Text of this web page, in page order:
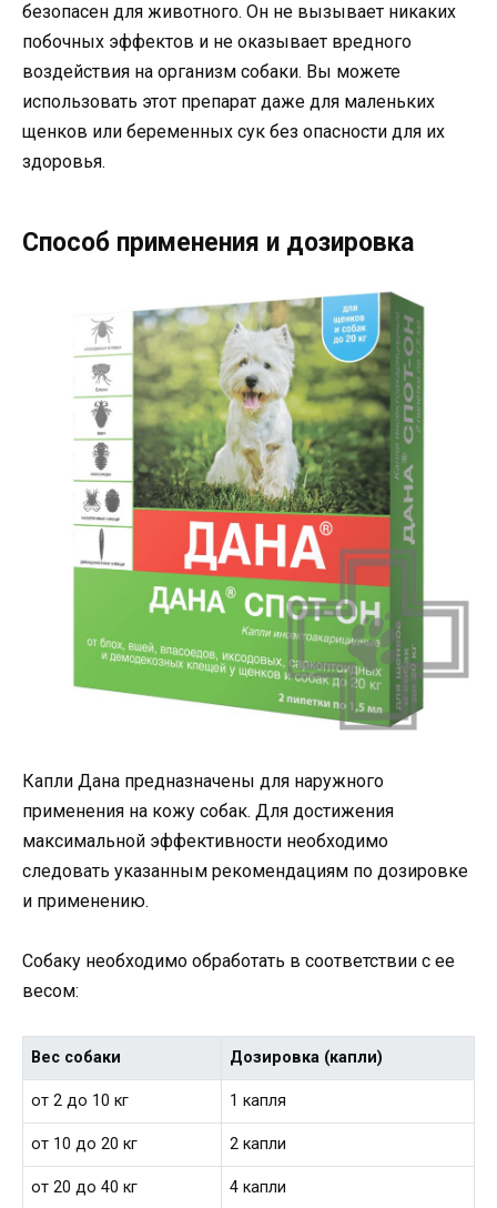
безопасен для животного. Он не вызывает никаких
побочных эффектов и не оказывает вредного
воздействия на организм собаки. Вы можете
использовать этот препарат даже для маленьких
щенков или беременных сук без опасности для их
здоровья.
Способ применения и дозировка
Капли Дана предназначены для наружного
применения на кожу собак. Для достижения
максимальной эффективности необходимо
следовать указанным рекомендациям по дозировке
и применению.
Собаку необходимо обработать в соответствии с ее
весом:
Вес собаки Дозировка (капли)
от 2 до 10 кг 1 капля
от 10 до 20 кг 2 капли
от 20 до 40 кг 4 капли